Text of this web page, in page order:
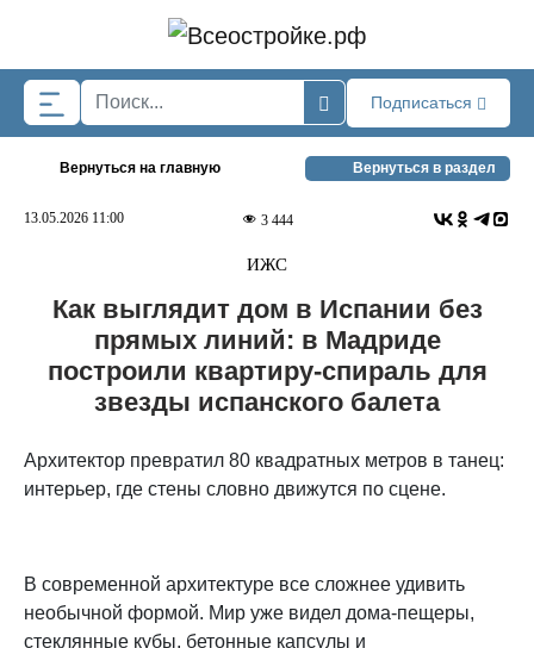
Подписаться
Вернуться на главную Вернуться в раздел
13.05.2026 11:00 3 444
ИЖС
Как выглядит дом в Испании без
прямых линий: в Мадриде
построили квартиру-спираль для
звезды испанского балета
Архитектор превратил 80 квадратных метров в танец:
интерьер, где стены словно движутся по сцене.
В современной архитектуре все сложнее удивить
необычной формой. Мир уже видел дома-пещеры,
стеклянные кубы, бетонные капсулы и